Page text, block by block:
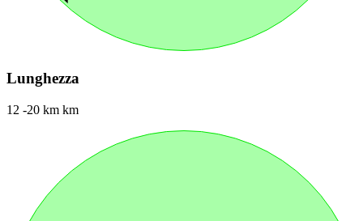
Lunghezza
12 -20 km km